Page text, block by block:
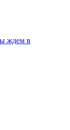
ждем в